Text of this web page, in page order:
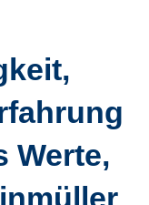
Werte,